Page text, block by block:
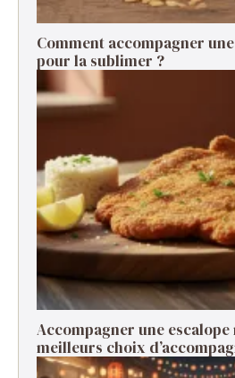
Comment accompagner
pour la sublimer ?
Accompagner une escalope
meilleurs choix